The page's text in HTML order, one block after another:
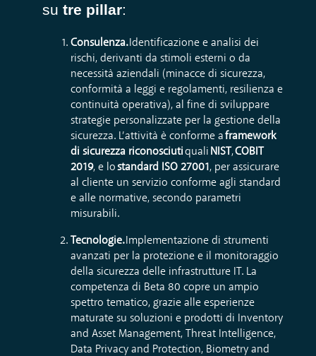
su tre pillar:
Consulenza. Identificazione e analisi dei
rischi, derivanti da stimoli esterni o da
necessità aziendali (minacce di sicurezza,
conformità a leggi e regolamenti, resilienza e
continuità operativa), al fine di sviluppare
strategie personalizzate per la gestione della
sicurezza. L’attività è conforme aframework
di sicurezza riconosciutiquali NIST ,COBIT
2019, e lostandard ISO 27001 , per assicurare
al cliente un servizio conforme agli standard
e alle normative, secondo parametri
misurabili.
Tecnologie. Implementazione di strumenti
avanzati per la protezione e il monitoraggio
della sicurezza delle infrastrutture IT. La
competenza di Beta 80 copre un ampio
spettro tematico, grazie alle esperienze
maturate su soluzioni e prodotti di Inventory
and Asset Management, Threat Intelligence,
Data Privacy and Protection, Biometry and